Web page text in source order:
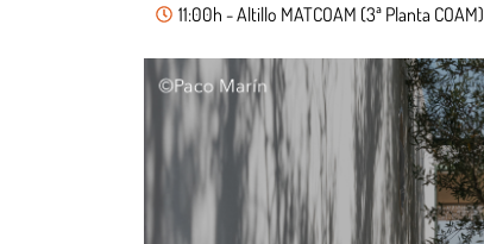
11:00h - Altillo MATCOAM (3ª Planta COAM)